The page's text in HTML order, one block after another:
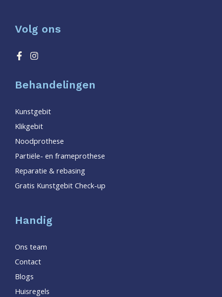
Volg ons
Behandelingen
Kunstgebit
Klikgebit
Noodprothese
Partiële- en frameprothese
Reparatie & rebasing
Gratis Kunstgebit Check-up
Handig
Ons team
Contact
Blogs
Huisregels